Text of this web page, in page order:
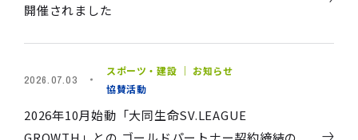
開催されました
2026.07.03
スポーツ・建設 ｜ お知らせ
協賛活動
2026年10月始動「大同生命SV.LEAGUE